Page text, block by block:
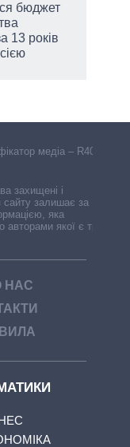
бюджет
13 років
медіа – R40-
захищені і
сайту залишає за
яка
якої є треті
НАС